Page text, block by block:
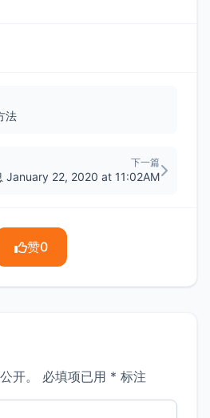
法
下一篇
January 22, 2020 at 11:02AM
赞0
开。
必填项已用 * 标注